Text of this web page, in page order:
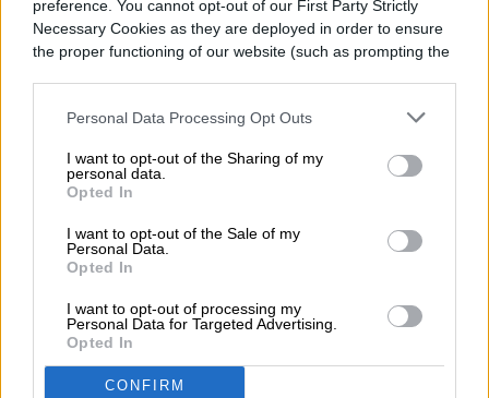
preference. You cannot opt-out of our First Party Strictly
Necessary Cookies as they are deployed in order to ensure
the proper functioning of our website (such as prompting the
Personal Data Processing Opt Outs
I want to opt-out of the Sharing of my
personal data.
Opted In
I want to opt-out of the Sale of my
Personal Data.
Opted In
I want to opt-out of processing my
Personal Data for Targeted Advertising.
Opted In
CONFIRM
Topics
NoticiasRedes socialesHomepage
La “Jaula de Pájaro” que
promete ordenar el caos
de ChatGPT